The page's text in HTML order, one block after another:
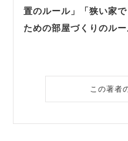
置のルール」
「狭い家
ための部屋づくりのルー
この著者